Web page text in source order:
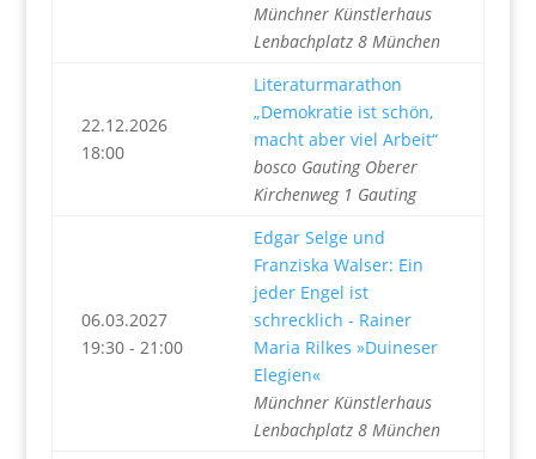
Münchner Künstlerhaus
Lenbachplatz 8 München
22.12.2026
18:00
Literaturmarathon
„Demokratie ist schön,
macht aber viel Arbeit“
bosco Gauting Oberer
Kirchenweg 1 Gauting
06.03.2027
19:30 - 21:00
Edgar Selge und
Franziska Walser: Ein
jeder Engel ist
schrecklich - Rainer
Maria Rilkes »Duineser
Elegien«
Münchner Künstlerhaus
Lenbachplatz 8 München